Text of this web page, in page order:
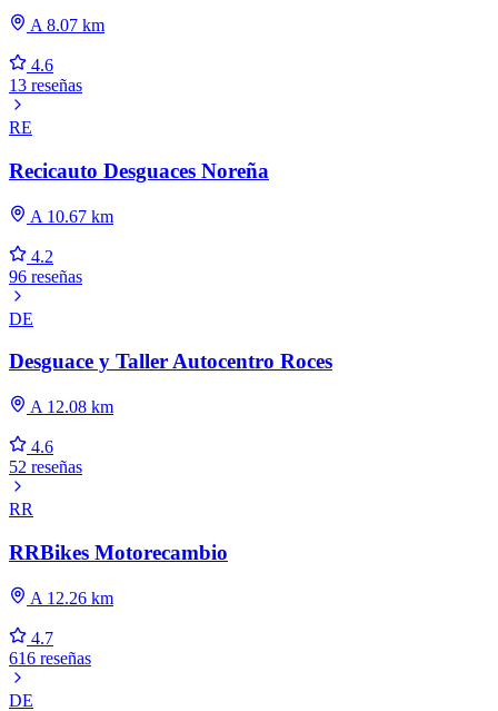
A 8.07 km
4.6
13 reseñas
RE
Recicauto Desguaces Noreña
A 10.67 km
4.2
96 reseñas
DE
Desguace y Taller Autocentro Roces
A 12.08 km
4.6
52 reseñas
RR
RRBikes Motorecambio
A 12.26 km
4.7
616 reseñas
DE